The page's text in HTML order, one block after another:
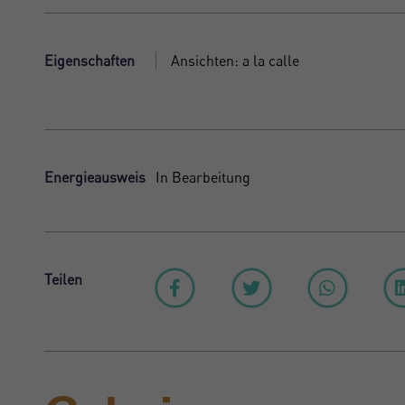
Eigenschaften Ansichten: a la calle
Energieausweis In Bearbeitung
Teilen